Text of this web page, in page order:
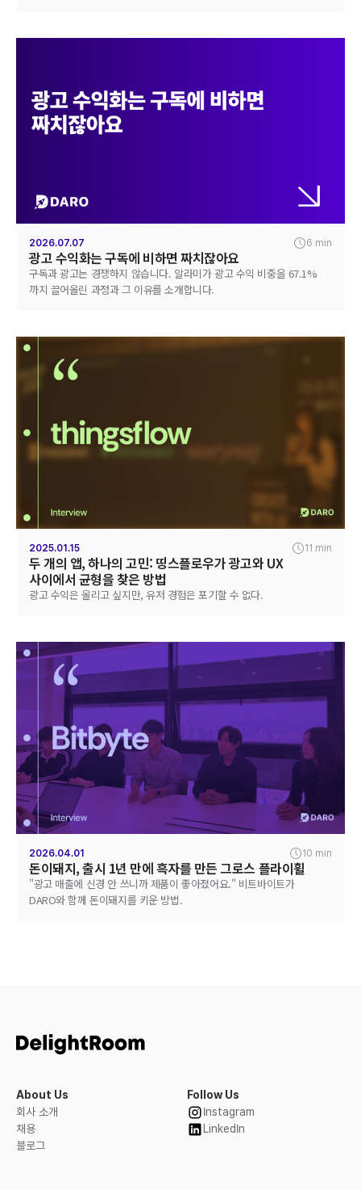
2026.07.07 6 min
광고 수익화는 구독에 비하면 짜치잖아요
구독과 광고는 경쟁하지 않습니다. 알라미가 광고 수익 비중을 67.1%
까지 끌어올린 과정과 그 이유를 소개합니다.
2025.01.15 11 min
두 개의 앱, 하나의 고민: 띵스플로우가 광고와 UX
사이에서 균형을 찾은 방법
광고 수익은 올리고 싶지만, 유저 경험은 포기할 수 없다.
2026.04.01 10 min
돈이돼지, 출시 1년 만에 흑자를 만든 그로스 플라이휠
"광고 매출에 신경 안 쓰니까 제품이 좋아졌어요." 비트바이트가
DARO와 함께 돈이돼지를 키운 방법.
About Us
회사 소개
채용
블로그
Follow Us
Instagram
LinkedIn